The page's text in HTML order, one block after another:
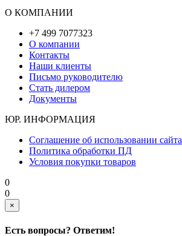
О КОМПАНИИ
+7 499 7077323
О компании
Контакты
Наши клиенты
Письмо руководителю
Стать дилером
Документы
ЮР. ИНФОРМАЦИЯ
Соглашение об использовании сайта
Политика обработки ПД
Условия покупки товаров
0
0
×
Есть вопросы? Ответим!